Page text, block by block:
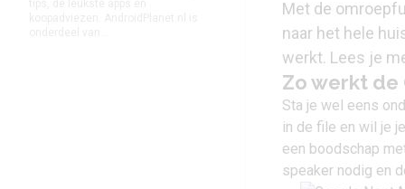
Met de
naar het hele
werkt. Lees je
Zo werkt
Sta je wel eens
in de file en wil je
een boodschap
speaker nodig en